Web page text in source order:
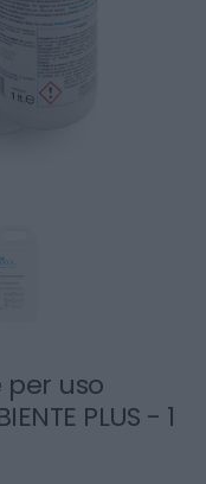
uso
PLUS - 1